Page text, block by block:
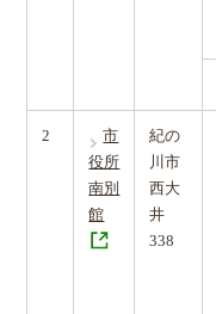
2
市
役所
南別
館
紀の
川市
西大
井
338